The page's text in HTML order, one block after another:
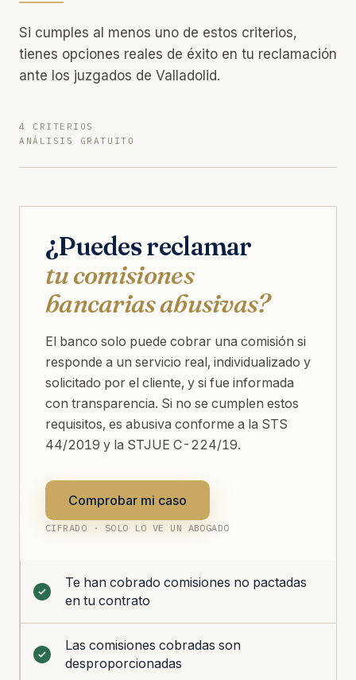
Si cumples al menos uno de estos criterios,
tienes opciones reales de éxito en tu reclamación
ante los juzgados de Valladolid.
4 CRITERIOS
ANÁLISIS GRATUITO
¿Puedes reclamar
tu comisiones
bancarias abusivas?
El banco solo puede cobrar una comisión si
responde a un servicio real, individualizado y
solicitado por el cliente, y si fue informada
con transparencia. Si no se cumplen estos
requisitos, es abusiva conforme a la STS
44/2019 y la STJUE C-224/19.
Comprobar mi caso
CIFRADO · SOLO LO VE UN ABOGADO
Te han cobrado comisiones no pactadas
en tu contrato
Las comisiones cobradas son
desproporcionadas